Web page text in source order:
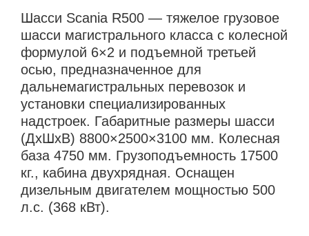
Шасси Scania R500 — тяжелое грузовое
шасси магистрального класса с колесной
формулой 6×2 и подъемной третьей
осью, предназначенное для
дальнемагистральных перевозок и
установки специализированных
надстроек. Габаритные размеры шасси
(ДхШхВ) 8800×2500×3100 мм. Колесная
база 4750 мм. Грузоподъемность 17500
кг., кабина двухрядная. Оснащен
дизельным двигателем мощностью 500
л.с. (368 кВт).